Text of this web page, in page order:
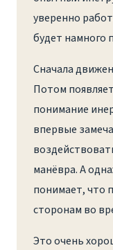
уверенно
будет намного
Сначала
Потом
понимание
впервые
манёвра. А
понимает, что
сторонам во
Это очень